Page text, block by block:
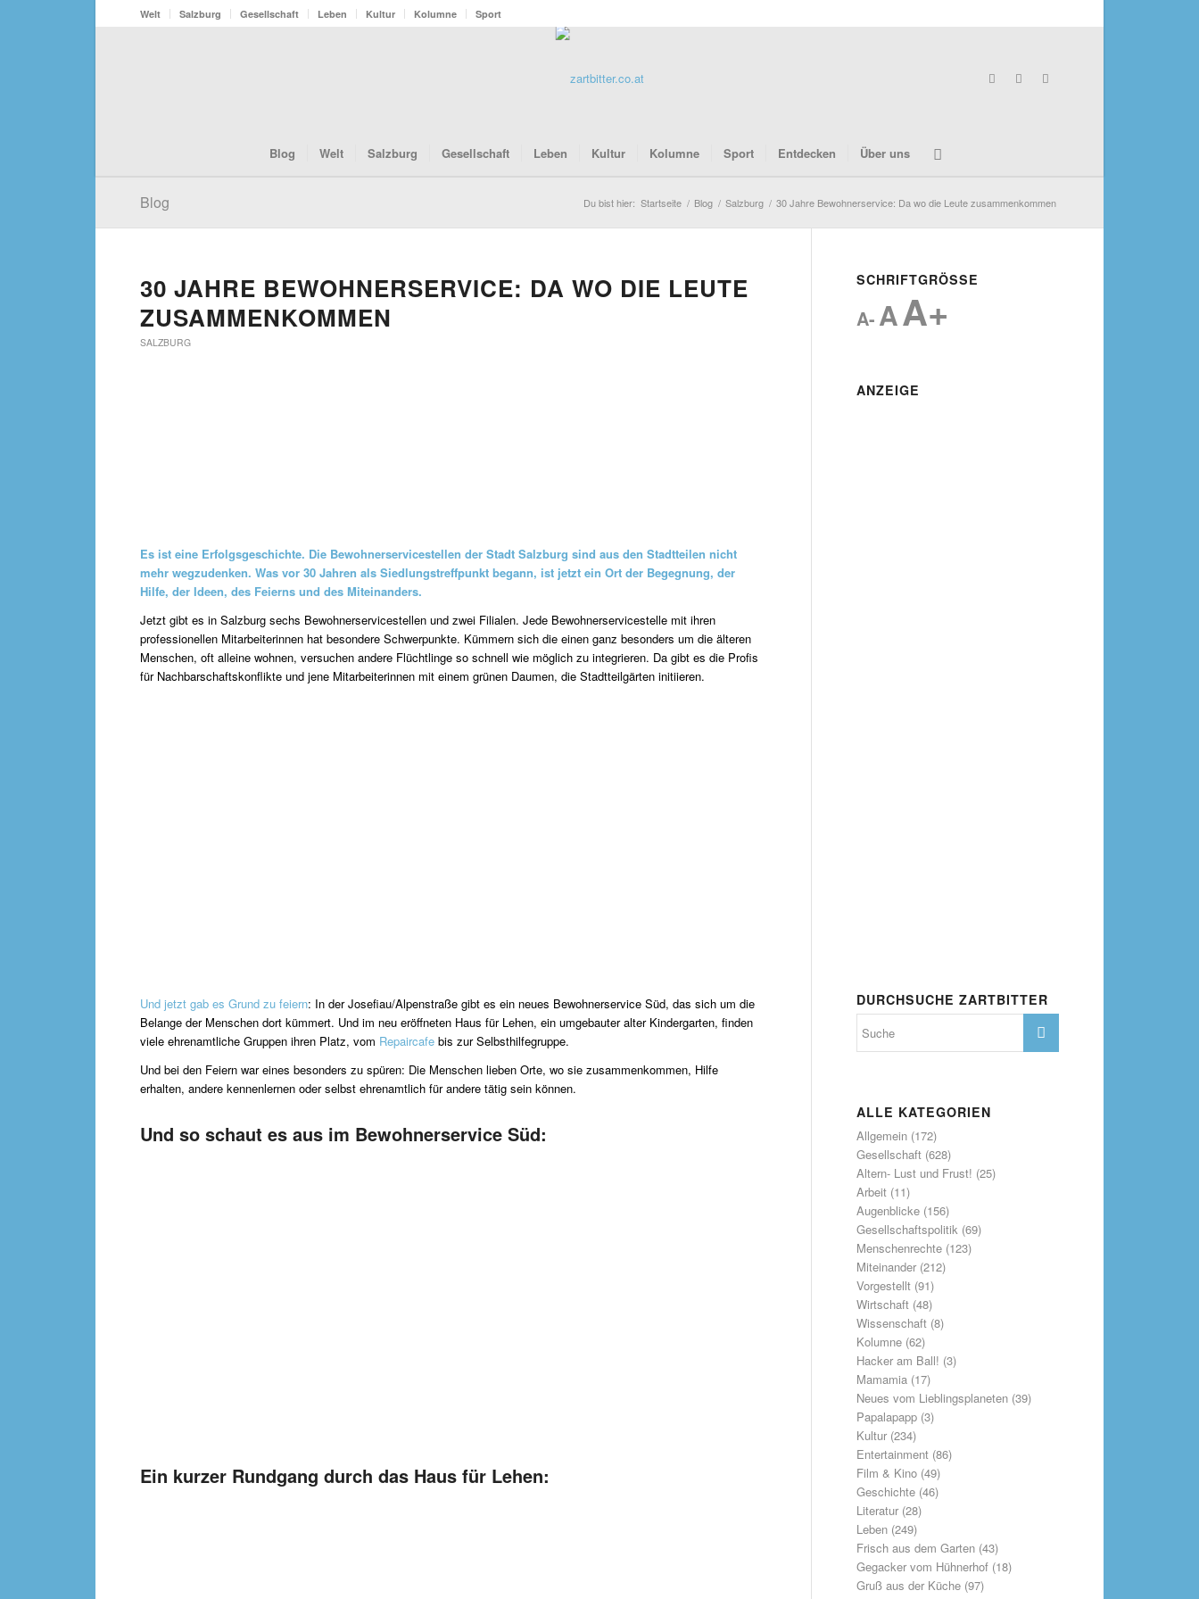
Welt Salzburg Gesellschaft Leben Kultur Kolumne Sport
Blog Welt Salzburg Gesellschaft Leben Kultur Kolumne Sport Entdecken Über uns
Blog Du bist hier: Startseite / Blog / Salzburg / 30 Jahre Bewohnerservice: Da wo die Leute zusammenkommen
30 JAHRE BEWOHNERSERVICE: DA WO DIE LEUTE
ZUSAMMENKOMMEN
SALZBURG
Es ist eine Erfolgsgeschichte. Die Bewohnerservicestellen der Stadt Salzburg sind aus den Stadtteilen nicht
mehr wegzudenken. Was vor 30 Jahren als Siedlungstreffpunkt begann, ist jetzt ein Ort der Begegnung, der
Hilfe, der Ideen, des Feierns und des Miteinanders.
Jetzt gibt es in Salzburg sechs Bewohnerservicestellen und zwei Filialen. Jede Bewohnerservicestelle mit ihren
professionellen Mitarbeiterinnen hat besondere Schwerpunkte. Kümmern sich die einen ganz besonders um die älteren
Menschen, oft alleine wohnen, versuchen andere Flüchtlinge so schnell wie möglich zu integrieren. Da gibt es die Profis
für Nachbarschaftskonflikte und jene Mitarbeiterinnen mit einem grünen Daumen, die Stadtteilgärten initiieren.
Und jetzt gab es Grund zu feiern: In der Josefiau/Alpenstraße gibt es ein neues Bewohnerservice Süd, das sich um die
Belange der Menschen dort kümmert. Und im neu eröffneten Haus für Lehen, ein umgebauter alter Kindergarten, finden
viele ehrenamtliche Gruppen ihren Platz, vom Repaircafe bis zur Selbsthilfegruppe.
Und bei den Feiern war eines besonders zu spüren: Die Menschen lieben Orte, wo sie zusammenkommen, Hilfe
erhalten, andere kennenlernen oder selbst ehrenamtlich für andere tätig sein können.
Und so schaut es aus im Bewohnerservice Süd:
Ein kurzer Rundgang durch das Haus für Lehen:
SCHRIFTGRÖSSE
A- AA+
ANZEIGE
DURCHSUCHE ZARTBITTER
ALLE KATEGORIEN
Allgemein(172)
Gesellschaft(628)
Altern- Lust und Frust! (25)
Arbeit(11)
Augenblicke(156)
Gesellschaftspolitik(69)
Menschenrechte(123)
Miteinander(212)
Vorgestellt(91)
Wirtschaft(48)
Wissenschaft(8)
Kolumne(62)
Hacker am Ball! (3)
Mamamia(17)
Neues vom Lieblingsplaneten(39)
Papalapapp(3)
Kultur(234)
Entertainment(86)
Film & Kino(49)
Geschichte(46)
Literatur(28)
Leben(249)
Frisch aus dem Garten(43)
Gegacker vom Hühnerhof(18)
Gruß aus der Küche(97)